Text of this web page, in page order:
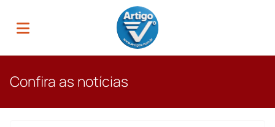
Confira as notícias